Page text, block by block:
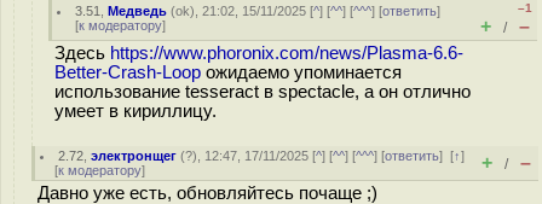
3.51 ,Медведь (ok), 21:02, 15/11/2025 [^] [^^] [^^^] [ответить]
[к модератору]
–1
+ / –
Здесь https://www.phoronix.com/news/Plasma-6.6-
Better-Crash-Loop ожидаемо упоминается
использование tesseract в spectacle, а он отлично
умеет в кириллицу.
2.72 ,электронщег (?), 12:47, 17/11/2025 [^] [^^] [^^^] [ответить][↑]
[к модератору] + / –
Давно уже есть, обновляйтесь почаще ;)